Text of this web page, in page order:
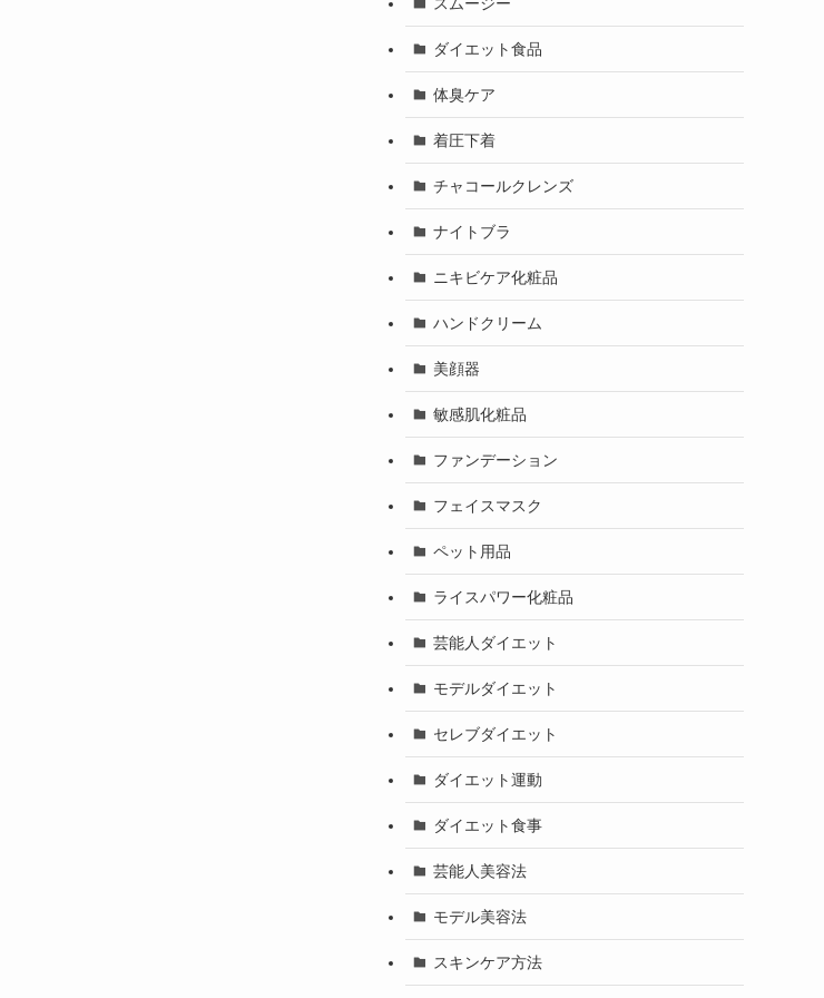
ダイエット食品
体臭ケア
着圧下着
チャコールクレンズ
ナイトブラ
ニキビケア化粧品
ハンドクリーム
美顔器
敏感肌化粧品
ファンデーション
フェイスマスク
ペット用品
ライスパワー化粧品
芸能人ダイエット
モデルダイエット
セレブダイエット
ダイエット運動
ダイエット食事
芸能人美容法
モデル美容法
スキンケア方法